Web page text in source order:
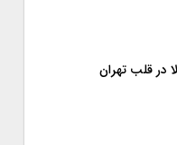
در قلب تهران